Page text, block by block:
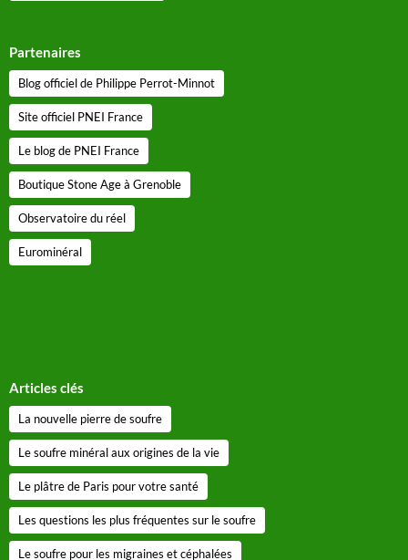
Partenaires
Blog officiel de Philippe Perrot-Minnot
Site officiel PNEI France
Le blog de PNEI France
Boutique Stone Age à Grenoble
Observatoire du réel
Eurominéral
Articles clés
La nouvelle pierre de soufre
Le soufre minéral aux origines de la vie
Le plâtre de Paris pour votre santé
Les questions les plus fréquentes sur le soufre
Le soufre pour les migraines et céphalées